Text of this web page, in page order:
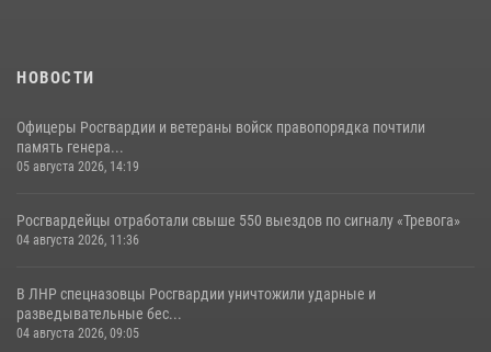
НОВОСТИ
Офицеры Росгвардии и ветераны войск правопорядка почтили
память генера...
05 августа 2026, 14:19
Росгвардейцы отработали свыше 550 выездов по сигналу «Тревога»
04 августа 2026, 11:36
В ЛНР спецназовцы Росгвардии уничтожили ударные и
разведывательные бес...
04 августа 2026, 09:05